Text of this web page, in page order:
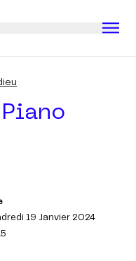
19 Janvier 2024